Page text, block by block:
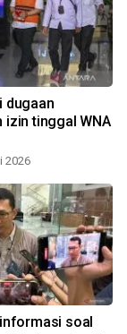
dugaan
izin tinggal WNA
2026
soal